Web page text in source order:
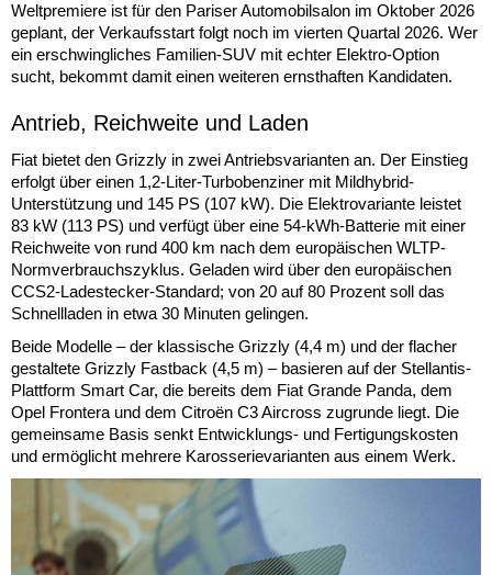
Weltpremiere ist für den Pariser Automobilsalon im Oktober 2026
geplant, der Verkaufsstart folgt noch im vierten Quartal 2026. Wer
ein erschwingliches Familien-SUV mit echter Elektro-Option
sucht, bekommt damit einen weiteren ernsthaften Kandidaten.
Antrieb, Reichweite und Laden
Fiat bietet den Grizzly in zwei Antriebsvarianten an. Der Einstieg
erfolgt über einen 1,2-Liter-Turbobenziner mit Mildhybrid-
Unterstützung und 145 PS (107 kW). Die Elektrovariante leistet
83 kW (113 PS) und verfügt über eine 54-kWh-Batterie mit einer
Reichweite von rund 400 km nach dem europäischen WLTP-
Normverbrauchszyklus. Geladen wird über den europäischen
CCS2-Ladestecker-Standard; von 20 auf 80 Prozent soll das
Schnellladen in etwa 30 Minuten gelingen.
Beide Modelle – der klassische Grizzly (4,4 m) und der flacher
gestaltete Grizzly Fastback (4,5 m) – basieren auf der Stellantis-
Plattform Smart Car, die bereits dem Fiat Grande Panda, dem
Opel Frontera und dem Citroën C3 Aircross zugrunde liegt. Die
gemeinsame Basis senkt Entwicklungs- und Fertigungskosten
und ermöglicht mehrere Karosserievarianten aus einem Werk.